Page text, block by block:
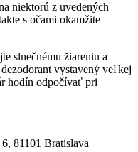
niektorú z uvedených
s očami okamžite
slnečnému žiareniu a
vystavený veľkej
hodín odpočívať pri
81101 Bratislava